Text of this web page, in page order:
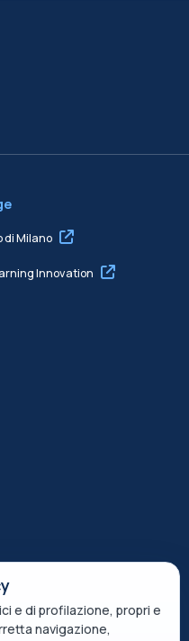
di Milano
Innovation
il trattamento dei dati
e di profilazione, propri e
navigazione,